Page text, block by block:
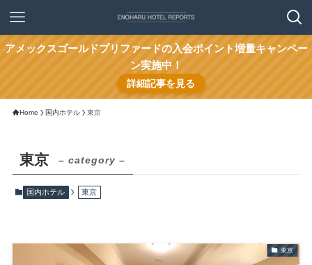
アメックスゴールドプリファードの入会ポイント増量キャンペー
ン実施中！
詳細記事を見る
Home 国内ホテル 東京
東京 – category –
国内ホテル 東京
東京